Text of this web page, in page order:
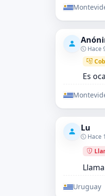
Hace
Es
Lu
Hace
Uruguay